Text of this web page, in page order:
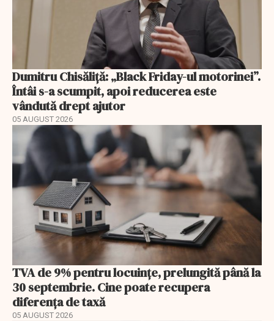
Dumitru Chisăliță: „Black Friday-ul motorinei”.
Întâi s-a scumpit, apoi reducerea este
vândută drept ajutor
05 AUGUST 2026
TVA de 9% pentru locuințe, prelungită până la
30 septembrie. Cine poate recupera
diferența de taxă
05 AUGUST 2026